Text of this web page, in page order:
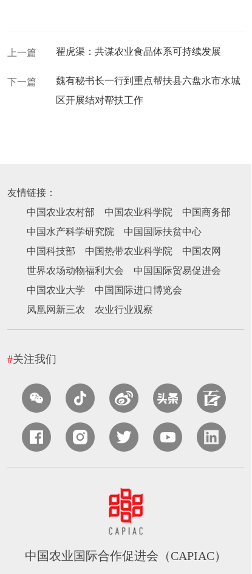
上一篇 翟虎渠：共谋农业食品体系可持续发展
下一篇
魏有秘书长一行到重点帮扶县六盘水市水城
区开展结对帮扶工作
友情链接：
中国农业农村部
中国农业科学院
中国商务部
中国水产科学研究院
中国国际扶贫中心
中国科技部
中国热带农业科学院
中国农网
世界农场动物福利大会
中国国际贸易促进会
中国农业大学
中国国际进口博览会
凤凰网新三农
农业行业观察
#关注我们
中国农业国际合作促进会（CAPIAC）